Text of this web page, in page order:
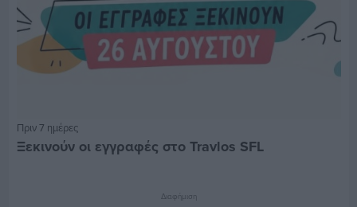
Πριν 7 ημέρες
Ξεκινούν οι εγγραφές στο Travlos SFL
Διαφήμιση